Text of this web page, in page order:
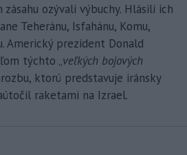
ozývali výbuchy. Hlásili ich
Teheránu, Isfahánu, Komu,
Americký prezident Donald
týchto „veľkých bojových
ktorú predstavuje iránsky
raketami na Izrael.